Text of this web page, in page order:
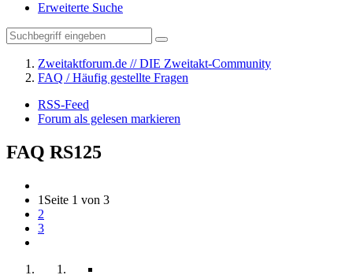
Erweiterte Suche
Zweitaktforum.de // DIE Zweitakt-Community
FAQ / Häufig gestellte Fragen
RSS-Feed
Forum als gelesen markieren
FAQ RS125
1 Seite 1 von 3
2
3